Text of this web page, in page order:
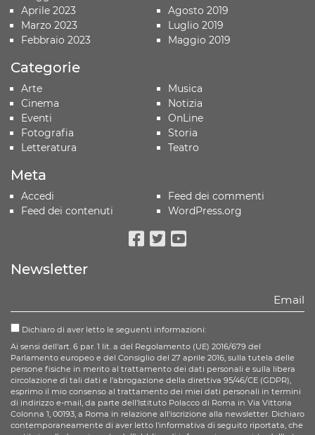
Aprile 2023
Marzo 2023
Febbraio 2023
Agosto 2019
Luglio 2019
Maggio 2019
Categorie
Arte
Cinema
Eventi
Fotografia
Letteratura
Musica
Notizia
OnLine
Storia
Teatro
Meta
Accedi
Feed dei contenuti
Feed dei commenti
WordPress.org
Newsletter
Dichiaro di aver letto le seguenti informazioni:
Ai sensi dell'art. 6 par. 1 lit. a del Regolamento (UE) 2016/679 del
Parlamento europeo e del Consiglio del 27 aprile 2016, sulla tutela delle
persone fisiche in merito al trattamento dei dati personali e sulla libera
circolazione di tali dati e l'abrogazione della direttiva 95/46/CE (GDPR),
esprimo il mio consenso al trattamento dei miei dati personali in termini
di indirizzo e-mail, da parte dell'Istituto Polacco di Roma in Via Vittoria
Colonna 1, 00193, a Roma in relazione all'iscrizione alla newsletter. Dichiaro
contemporaneamente di aver letto l'informativa di seguito riportata, che